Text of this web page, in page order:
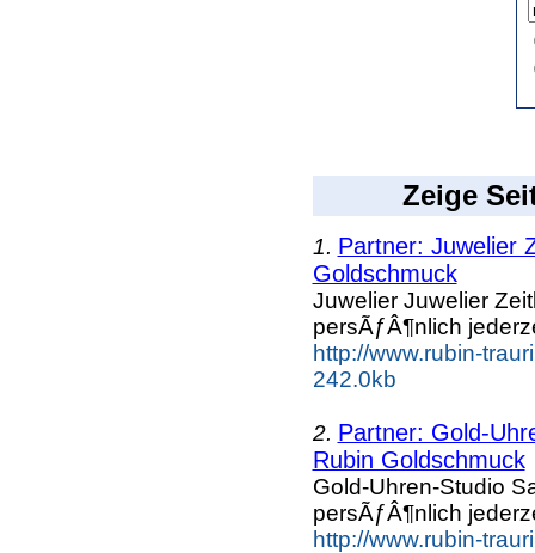
Zeige
1. Partner: Juwelier
Goldschmuck
Juwelier Juwelier
persÃƒÂ¶nlich
http://www.rubin-
242.0kb
2. Partner: Gold-
Rubin Goldschmuck
Gold-Uhren-Studio
persÃƒÂ¶nlich
http://www.rubin-